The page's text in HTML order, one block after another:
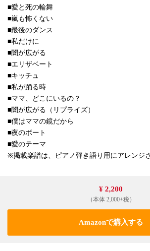
■愛と死の輪舞
■嵐も怖くない
■最後のダンス
■私だけに
■闇が広がる
■エリザベート
■キッチュ
■私が踊る時
■ママ、どこにいるの？
■闇が広がる（リプライズ）
■僕はママの鏡だから
■夜のボート
■愛のテーマ
※掲載楽譜は、ピアノ弾き語り用にアレンジ
¥ 2,200
（本体 2,000+税）
Amazonで購入する